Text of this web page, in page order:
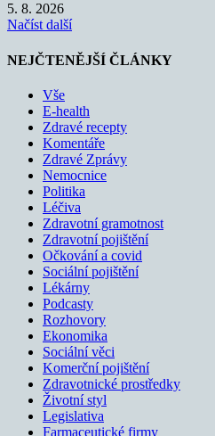
5. 8. 2026
Načíst další
NEJČTENĚJŠÍ ČLÁNKY
Vše
E-health
Zdravé recepty
Komentáře
Zdravé Zprávy
Nemocnice
Politika
Léčiva
Zdravotní gramotnost
Zdravotní pojištění
Očkování a covid
Sociální pojištění
Lékárny
Podcasty
Rozhovory
Ekonomika
Sociální věci
Komerční pojištění
Zdravotnické prostředky
Životní styl
Legislativa
Farmaceutické firmy